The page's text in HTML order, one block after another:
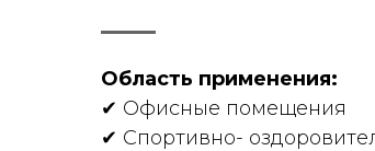
Область применения:
✔ Офисные помещения
✔ Спортивно-